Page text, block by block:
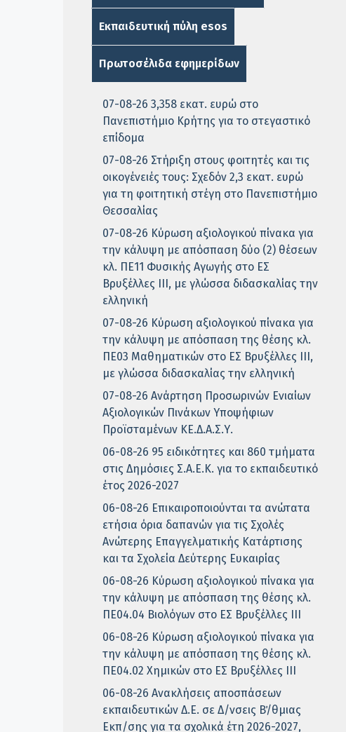
Εκπαιδευτική πύλη esos
Πρωτοσέλιδα εφημερίδων
07-08-26 3,358 εκατ. ευρώ στο
Πανεπιστήμιο Κρήτης για το στεγαστικό
επίδομα
07-08-26 Στήριξη στους φοιτητές και τις
οικογένειές τους: Σχεδόν 2,3 εκατ. ευρώ
για τη φοιτητική στέγη στο Πανεπιστήμιο
Θεσσαλίας
07-08-26 Κύρωση αξιολογικού πίνακα για
την κάλυψη με απόσπαση δύο (2) θέσεων
κλ. ΠΕ11 Φυσικής Αγωγής στο ΕΣ
Βρυξέλλες ΙΙΙ, με γλώσσα διδασκαλίας την
ελληνική
07-08-26 Κύρωση αξιολογικού πίνακα για
την κάλυψη με απόσπαση της θέσης κλ.
ΠΕ03 Μαθηματικών στο ΕΣ Βρυξέλλες ΙΙΙ,
με γλώσσα διδασκαλίας την ελληνική
07-08-26 Ανάρτηση Προσωρινών Ενιαίων
Αξιολογικών Πινάκων Υποψήφιων
Προϊσταμένων ΚΕ.Δ.Α.Σ.Υ.
06-08-26 95 ειδικότητες και 860 τμήματα
στις Δημόσιες Σ.Α.Ε.Κ. για το εκπαιδευτικό
έτος 2026-2027
06-08-26 Επικαιροποιούνται τα ανώτατα
ετήσια όρια δαπανών για τις Σχολές
Ανώτερης Επαγγελματικής Κατάρτισης
και τα Σχολεία Δεύτερης Ευκαιρίας
06-08-26 Κύρωση αξιολογικού πίνακα για
την κάλυψη με απόσπαση της θέσης κλ.
ΠΕ04.04 Βιολόγων στο ΕΣ Βρυξέλλες ΙΙΙ
06-08-26 Κύρωση αξιολογικού πίνακα για
την κάλυψη με απόσπαση της θέσης κλ.
ΠΕ04.02 Χημικών στο ΕΣ Βρυξέλλες ΙΙΙ
06-08-26 Ανακλήσεις αποσπάσεων
εκπαιδευτικών Δ.Ε. σε Δ/νσεις Β΄/θμιας
Εκπ/σης για τα σχολικά έτη 2026-2027,